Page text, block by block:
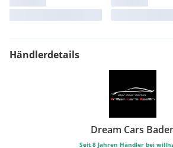
Park Distance Control (PDC)
Parkbremse mit Autohold-Funktion,
Reifenpannenset,
Steckdose (12 V)
Händlerdetails
Dream Cars
Seit 8 Jahren Händler bei